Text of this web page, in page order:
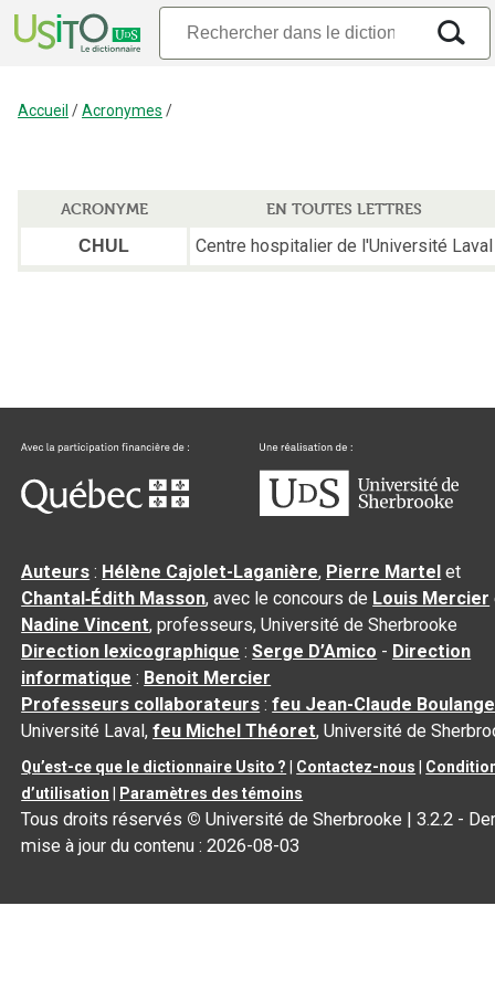
Accueil /Acronymes /
ACRONYME
EN TOUTES LETTRES
CHUL
Centre hospitalier de l'Université Laval
Auteurs : Hélène Cajolet-Laganière, Pierre Martel et
Chantal‑Édith Masson, avec le concours de Louis Mercier
Nadine Vincent, professeurs, Université de Sherbrooke
Direction lexicographique :Serge D’Amico - Direction
informatique : Benoit Mercier
Professeurs collaborateurs :feu Jean-Claude
Université Laval,feu Michel Théoret, Université de
Qu’est-ce que le dictionnaire Usito ? Contactez-nous
d’utilisation
Paramètres des témoins
Tous droits réservés © Université de Sherbrooke |3.2.2 -
mise à jour du contenu :2026-08-03